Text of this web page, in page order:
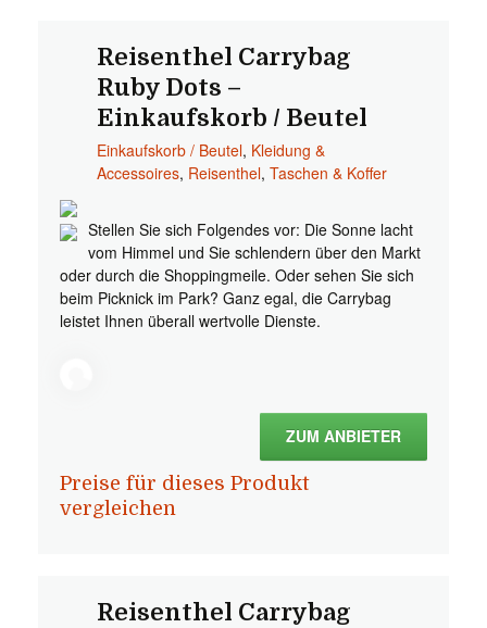
Reisenthel Carrybag
Ruby Dots –
Einkaufskorb / Beutel
Einkaufskorb / Beutel, Kleidung &
Accessoires, Reisenthel, Taschen & Koffer
Stellen Sie sich Folgendes vor: Die Sonne lacht
vom Himmel und Sie schlendern über den Markt
oder durch die Shoppingmeile. Oder sehen Sie sich
beim Picknick im Park? Ganz egal, die Carrybag
leistet Ihnen überall wertvolle Dienste.
ZUM ANBIETER
Preise für dieses Produkt
vergleichen
Reisenthel Carrybag